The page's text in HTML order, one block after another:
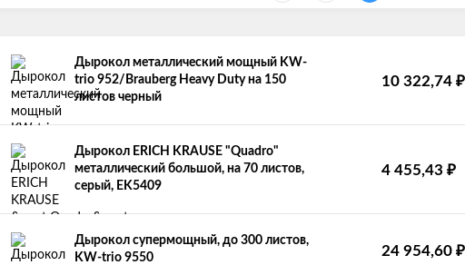
Дырокол металлический мощный KW-
trio 952/Brauberg Heavy Duty на 150
листов черный
10 322,74 ₽
Дырокол ERICH KRAUSE "Quadro"
металлический большой, на 70 листов,
серый, EK5409
4 455,43 ₽
Дырокол супермощный, до 300 листов,
KW-trio 9550
24 954,60 ₽